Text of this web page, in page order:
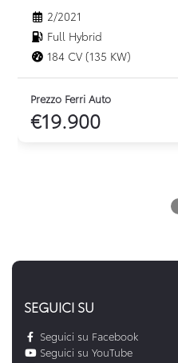
2/2021
Full Hybrid
184 CV (135 KW)
Prezzo Ferri Auto
€19.900
SEGUICI SU
Seguici su Facebook
Seguici su YouTube